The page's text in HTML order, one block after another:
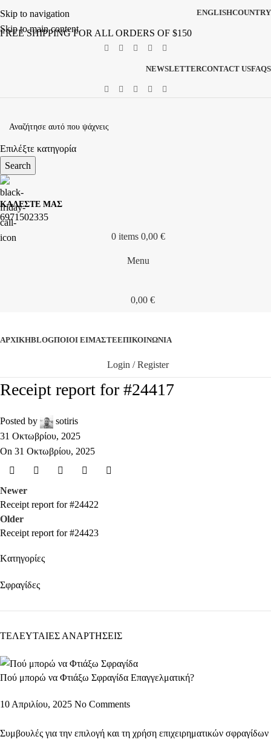
Skip to navigation
Skip to main content
ENGLISHCOUNTRY
FREE SHIPPING FOR ALL ORDERS OF $150
NEWSLETTERCONTACT USFAQS
Επιλέξτε κατηγορία
Search
ΚΑΛΕΣΤΕ ΜΑΣ
6971502335
0 items 0,00 €
Menu
0,00 €
ΑΡΧΙΚΉBLOGΠΟΙΟΊ ΕΊΜΑΣΤΕΕΠΙΚΟΙΝΩΝΊΑ
Login / Register
Receipt report for #24417
Posted by
sotiris
31 Οκτωβρίου, 2025
On 31 Οκτωβρίου, 2025
Newer
Receipt report for #24422
Older
Receipt report for #24423
Kατηγορίες
Σφραγίδες
ΤΕΛΕΥΤΑΙΕΣ ΑΝΑΡΤΗΣΕΙΣ
Πού μπορώ να Φτιάξω Σφραγίδα Επαγγελματική?
10 Απριλίου, 2025 No Comments
Συμβουλές για την επιλογή και τη χρήση επιχειρηματικών σφραγίδων